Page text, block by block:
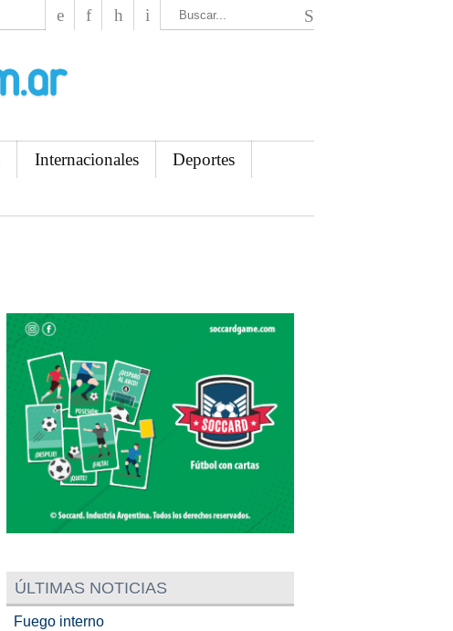
Internacionales
Deportes
ÚLTIMAS NOTICIAS
Fuego interno